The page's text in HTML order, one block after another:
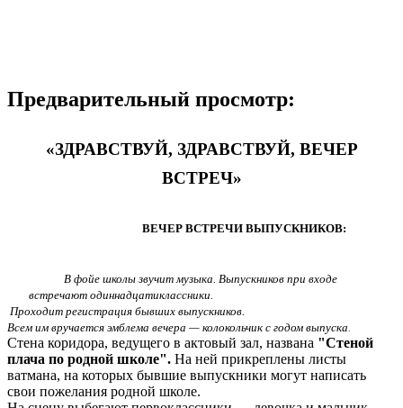
Предварительный просмотр:
«ЗДРАВСТВУЙ, ЗДРАВСТВУЙ, ВЕЧЕР
ВСТРЕЧ»
ВЕЧЕР ВСТРЕЧИ ВЫПУСКНИКОВ:
В фойе школы звучит музыка. Выпускников при входе
встречают одиннадцатиклассники.
Проходит регистрация бывших выпускников.
Всем им вручается эмблема вечера — колокольчик с годом выпуска.
Стена коридора, ведущего в актовый зал, названа "Стеной
плача по родной школе". На ней прикреплены листы
ватмана, на которых бывшие выпускники могут написать
свои пожелания родной школе.